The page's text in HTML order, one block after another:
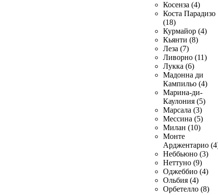
Косенза (4)
Коста Парадизо
(18)
Курмайор (4)
Кьянти (8)
Леза (7)
Ливорно (11)
Лукка (6)
Мадонна ди
Кампильо (4)
Марина-ди-
Каулония (5)
Марсала (3)
Мессина (5)
Милан (10)
Монте
Арджентарио
Неббьюно (3)
Неттуно (9)
Оджеббио (4)
Ольбия (4)
Орбетелло (8)